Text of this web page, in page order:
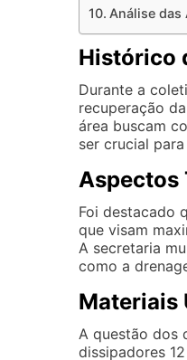
Análise das
Histórico
Durante a
recuperação
área buscam
ser crucial
Aspectos
Foi destacado
que visam
A secretaria
como a
Materiais
A questão dos
dissipadores